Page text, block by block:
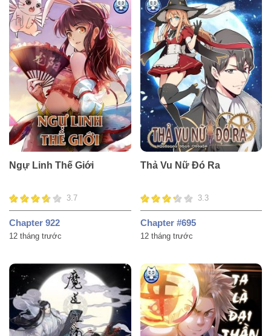
Ngự Linh Thế Giới
3.7
Chapter 922
12 tháng trước
Thả Vu Nữ Đó Ra
3.3
Chapter #695
12 tháng trước